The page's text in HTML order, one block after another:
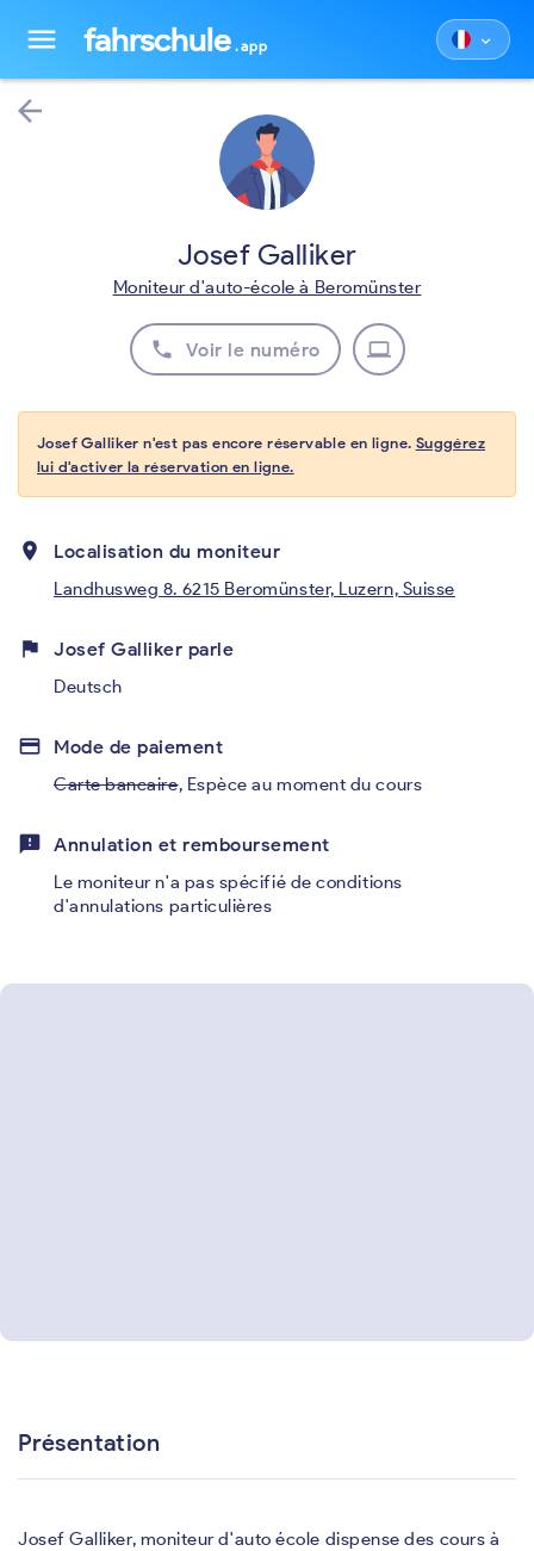
menu fahrschule .app keyboard_arrow_down
arrow_back
Josef Galliker
Moniteur d'auto-école à Beromünster
phone Voir le numéro laptop
Josef Galliker n'est pas encore réservable en ligne. Suggérez
lui d'activer la réservation en ligne.
place Localisation du moniteur
Landhusweg 8. 6215 Beromünster, Luzern, Suisse
flag Josef Galliker parle
Deutsch
credit_card Mode de paiement
Carte bancaire, Espèce au moment du cours
feedback Annulation et remboursement
Le moniteur n'a pas spécifié de conditions
d'annulations particulières
Présentation
Josef Galliker, moniteur d'auto école dispense des cours à